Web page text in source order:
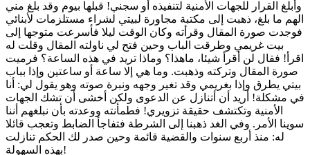
وأبلغ القرار للجهات الأمنية لتنفيذه أو سجني! قبلها بيوم وقد بلغ مني
الهم ما بلغ، ذهبت إلى مكتبة مجاورة لبيتي لشراء مستلزمات لأبنائي
فوجدت صورة المقال وقرأته وكان الوقت ليلا فأسرعت متوجها إلى
بيت غريمي وطرقت الباب وحين فتح لي ناولته المقال وقلت له
اقرأ! فقال لن أقرأ شيئا، ماهذا؟ وماذا تريد في هذه الساعة؟ فرميت
صورة المقال وتركته وذهبت. وما هي إلا ساعة أو ساعتين وإذا بباب
بيتي يطرق وإذا بغريمي وقد تغير وجهه ونبرة صوته وهو يقول لي: أنا
في مشكلة! أريد أن أتنازل عن الدعوى ولكن أخشى أن تشك الجهات
الأمنية وتكتشف حقيقة تزويري! فطمأنته ووعدته بأن نبلغهم أننا
سوينا الأمر. وفي الغد ذهبنا إلى الشرطة فتفاجأ الضابط وتعجب قائلا
له: منذ أربع سنوات والقضية قائمة وحين صدر لك الحكم تنازلت
بهذه السهولة!